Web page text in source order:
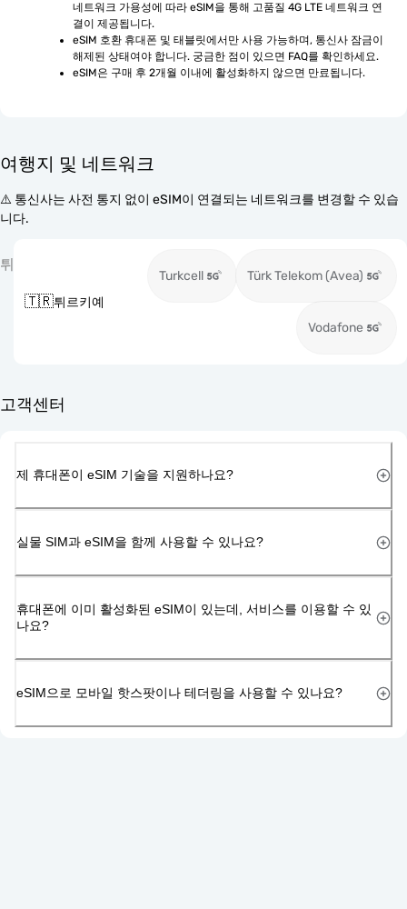
네트워크 가용성에 따라 eSIM을 통해 고품질 4G LTE 네트워크 연
결이 제공됩니다.
eSIM 호환 휴대폰 및 태블릿에서만 사용 가능하며, 통신사 잠금이
해제된 상태여야 합니다. 궁금한 점이 있으면 FAQ를 확인하세요.
eSIM은 구매 후 2개월 이내에 활성화하지 않으면 만료됩니다.
여행지 및 네트워크
⚠️ 통신사는 사전 통지 없이 eSIM이 연결되는 네트워크를 변경할 수 있습
니다.
튀
🇹🇷튀르키예
Turkcell Türk Telekom (Avea)
Vodafone
고객센터
제 휴대폰이 eSIM 기술을 지원하나요?
실물 SIM과 eSIM을 함께 사용할 수 있나요?
휴대폰에 이미 활성화된 eSIM이 있는데, 서비스를 이용할 수 있
나요?
eSIM으로 모바일 핫스팟이나 테더링을 사용할 수 있나요?